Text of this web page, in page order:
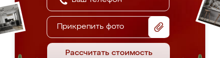
Прикрепить фото
Рассчитать стоимость